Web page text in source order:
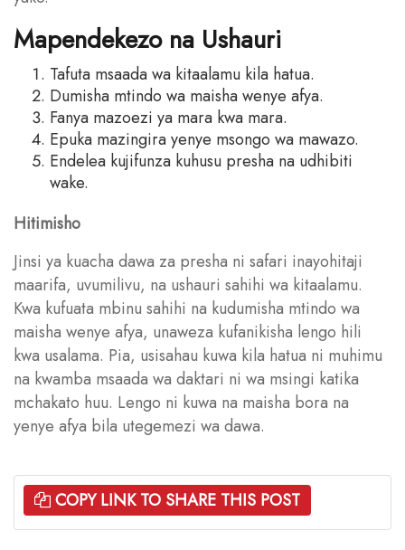
Mapendekezo na Ushauri
Tafuta msaada wa kitaalamu kila hatua.
Dumisha mtindo wa maisha wenye afya.
Fanya mazoezi ya mara kwa mara.
Epuka mazingira yenye msongo wa mawazo.
Endelea kujifunza kuhusu presha na udhibiti
wake.
Hitimisho
Jinsi ya kuacha dawa za presha ni safari inayohitaji
maarifa, uvumilivu, na ushauri sahihi wa kitaalamu.
Kwa kufuata mbinu sahihi na kudumisha mtindo wa
maisha wenye afya, unaweza kufanikisha lengo hili
kwa usalama. Pia, usisahau kuwa kila hatua ni muhimu
na kwamba msaada wa daktari ni wa msingi katika
mchakato huu. Lengo ni kuwa na maisha bora na
yenye afya bila utegemezi wa dawa.
COPY LINK TO SHARE THIS POST